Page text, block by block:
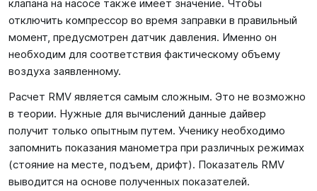
клапана на насосе также имеет значение. Чтобы
отключить компрессор во время заправки в правильный
момент, предусмотрен датчик давления. Именно он
необходим для соответствия фактическому объему
воздуха заявленному.
Расчет RMV является самым сложным. Это не возможно
в теории. Нужные для вычислений данные дайвер
получит только опытным путем. Ученику необходимо
запомнить показания манометра при различных режимах
(стояние на месте, подъем, дрифт). Показатель RMV
выводится на основе полученных показателей.